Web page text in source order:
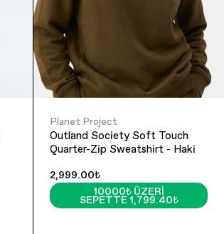
Planet Project
Outland Society Soft Touch
Quarter-Zip Sweatshirt - Haki
2,999.00₺
10000₺ ÜZERI
SEPETTE 1,799.40₺